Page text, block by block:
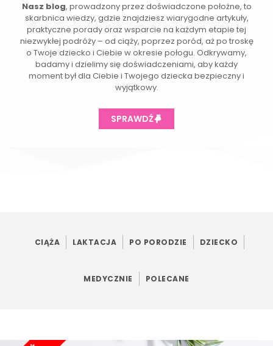
Nasz blog, prowadzony przez doświadczone położne, to
skarbnica wiedzy, gdzie znajdziesz wiarygodne artykuły,
praktyczne porady oraz wsparcie na każdym etapie tej
niezwykłej podróży – od ciąży, poprzez poród, aż po troskę
o Twoje dziecko i Ciebie w okresie połogu. Odkrywamy,
badamy i dzielimy się doświadczeniami, aby każdy
moment był dla Ciebie i Twojego dziecka bezpieczny i
wyjątkowy.
SPRAWDŹ
CIĄŻA LAKTACJA PO PORODZIE DZIECKO
MEDYCZNIE POLECANE